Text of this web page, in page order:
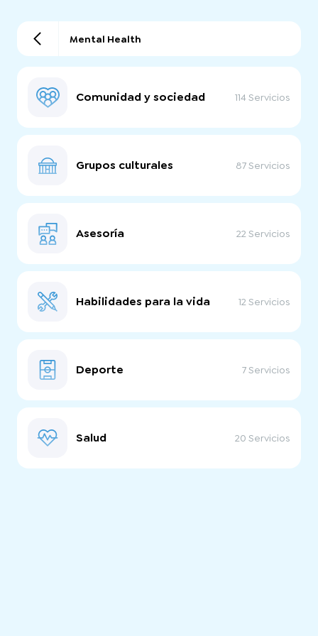
Mental Health
Comunidad y sociedad 114 Servicios
Grupos culturales 87 Servicios
Asesoría 22 Servicios
Habilidades para la vida 12 Servicios
Deporte 7 Servicios
Salud 20 Servicios